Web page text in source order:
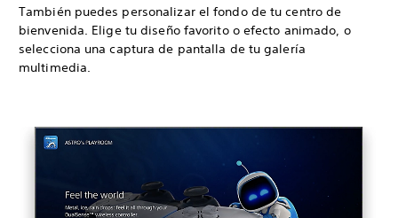
También puedes personalizar el fondo de tu centro de
bienvenida. Elige tu diseño favorito o efecto animado, o
selecciona una captura de pantalla de tu galería
multimedia.